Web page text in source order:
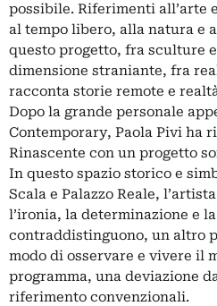
possibile. Riferimenti all’arte
al tempo libero, alla natura e
questo progetto, fra sculture
dimensione straniante, fra
racconta storie remote e
Dopo la grande personale
Contemporary, Paola Pivi ha
Rinascente con un progetto
In questo spazio storico e
Scala e Palazzo Reale,
l’ironia, la determinazione e
contraddistinguono, un altro
modo di osservare e vivere il
programma, una deviazione
riferimento convenzionali.